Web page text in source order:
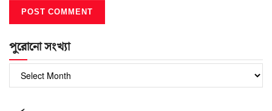
পুরোনো সংখ্যা
পুরোনো
সংখ্যা